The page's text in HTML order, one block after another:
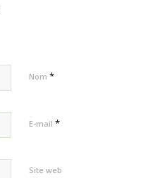
Nom *
E-mail *
Site web